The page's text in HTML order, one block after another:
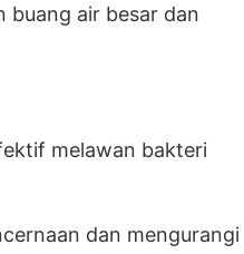
buang air besar dan
melawan bakteri
dan mengurangi